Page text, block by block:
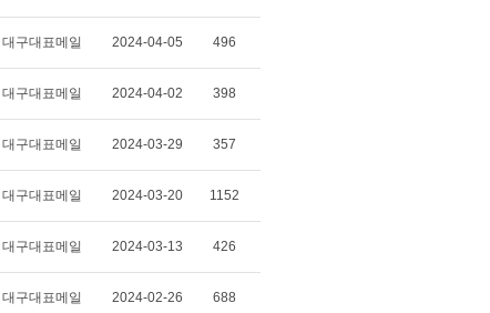
대구대표메일 2024-04-05 496
대구대표메일 2024-04-02 398
대구대표메일 2024-03-29 357
대구대표메일 2024-03-20 1152
대구대표메일 2024-03-13 426
대구대표메일 2024-02-26 688